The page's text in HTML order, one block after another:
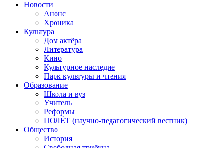
Новости
Анонс
Хроника
Культура
Дом актёра
Литература
Кино
Культурное наследие
Парк культуры и чтения
Образование
Школа и вуз
Учитель
Реформы
ПОЛЁТ (научно-педагогический вестник)
Общество
История